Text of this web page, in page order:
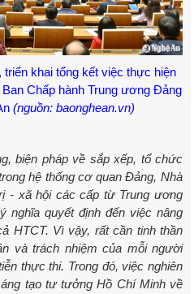
triển khai tổng kết việc thực hiện
Chấp hành Trung ương Đảng
(nguồn: baonghean.vn)
biện pháp về sắp xếp, tổ chức
hệ thống cơ quan Đảng, Nhà
- xã hội các cấp từ Trung ương
nghĩa quyết định đến việc nâng
HTCT. Vì vậy, rất cần tinh thần
và trách nhiệm của mỗi người
thực thi. Trong đó, việc nghiên
tạo tư tưởng Hồ Chí Minh về